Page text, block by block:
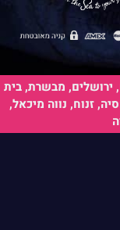
מבשרת, בית
זנוח, נווה מיכאל,